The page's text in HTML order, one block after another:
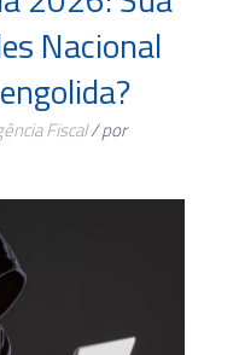
Nacional
Fiscal/ por